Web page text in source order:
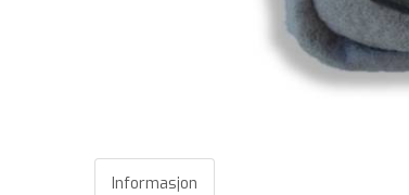
Informasjon